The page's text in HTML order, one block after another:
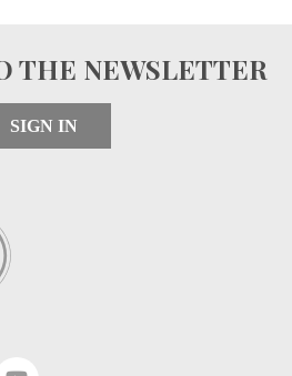
THE NEWSLETTER
SIGN IN